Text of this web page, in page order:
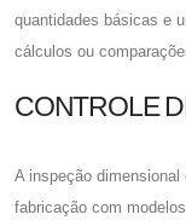
quantidades básicas e
cálculos ou
CONTROLE
A inspeção
fabricação com